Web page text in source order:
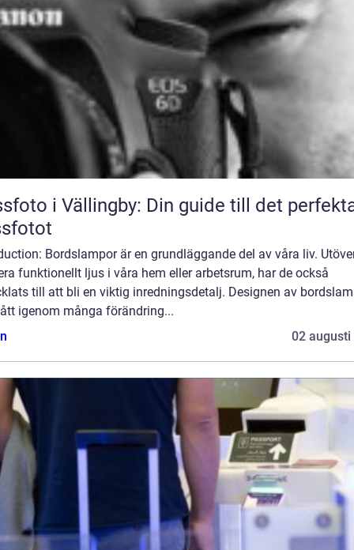
i Vällingby: Din guide till det
Bordslampor är en grundläggande del av våra liv.
funktionellt ljus i våra hem eller arbetsrum, har de också
till att bli en viktig inredningsdetalj. Designen av
igenom många förändring...
02 augusti